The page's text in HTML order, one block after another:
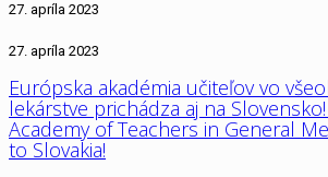
27. apríla 2023
27. apríla 2023
Európska akadémia učiteľov vo
lekárstve prichádza aj na
Academy of Teachers in General
to Slovakia!